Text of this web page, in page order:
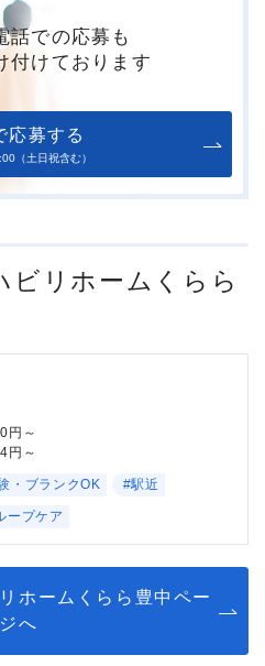
話での応募も
付けております
応募する
（土日祝含む）
円～
円～
・ブランクOK #駅近
ープケア
ホームくらら豊中ペー
ジへ